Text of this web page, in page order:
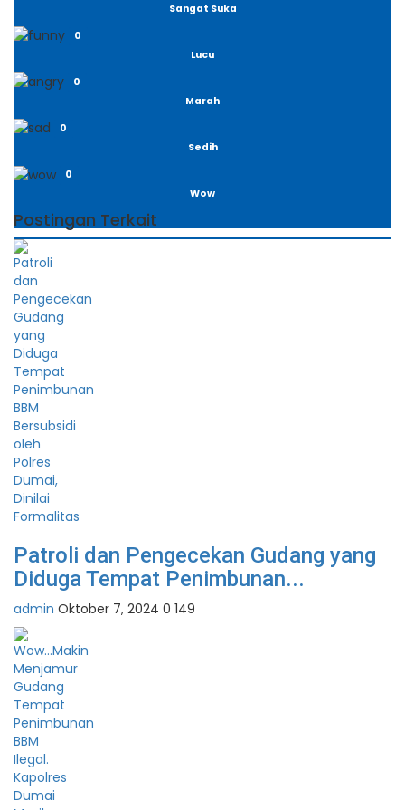
Sangat Suka
0
Lucu
0
Marah
0
Sedih
0
Wow
Postingan Terkait
Patroli dan Pengecekan Gudang yang
Diduga Tempat Penimbunan...
admin Oktober 7, 2024 0 149